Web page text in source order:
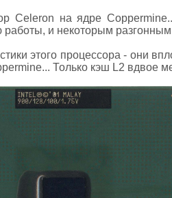
Celeron на ядре
работы, и некоторым
этого процессора - они
Только кэш L2 вдвое